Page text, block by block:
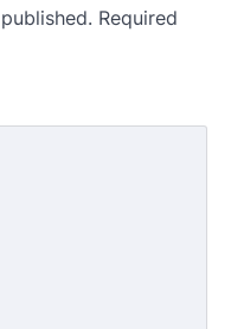
Required